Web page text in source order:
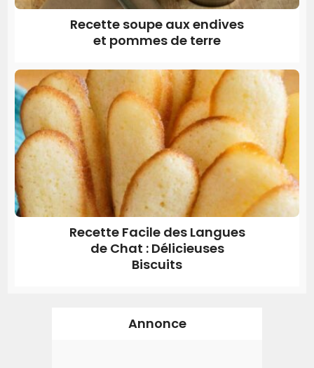
Recette soupe aux endives
et pommes de terre
Recette Facile des Langues
de Chat : Délicieuses
Biscuits
Annonce